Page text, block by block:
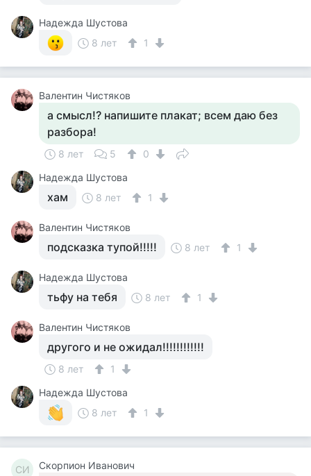
Надежда Шустова
8 лет
1
Валентин Чистяков
а смысл!? напишите плакат; всем даю без
разбора!
8 лет 5
0
Надежда Шустова
хам 8 лет 1
Валентин Чистяков
подсказка тупой!!!!! 8 лет 1
Надежда Шустова
тьфу на тебя 8 лет 1
Валентин Чистяков
другого и не ожидал!!!!!!!!!!!!
8 лет
1
Надежда Шустова
8 лет
1
СИ Скорпион Иванович